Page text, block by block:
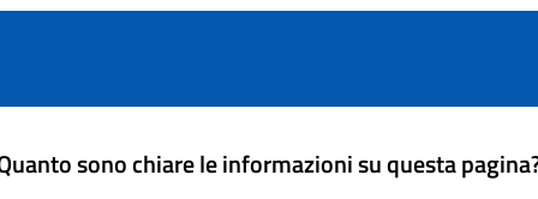
sono chiare le informazioni su questa